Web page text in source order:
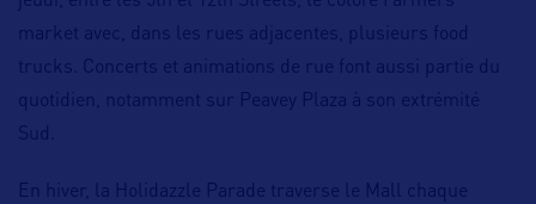
market avec, dans les rues adjacentes, plusieurs food
trucks. Concerts et animations de rue font aussi partie du
quotidien, notamment sur Peavey Plaza à son extrémité
Sud.
En hiver, la Holidazzle Parade traverse le Mall chaque